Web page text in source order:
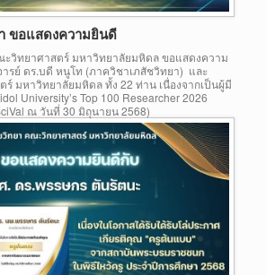
ขอแสดงความยินดี
วิทยาศาสตร์ มหาวิทยาลัยมหิดล ขอแสดงความ
รย์ ดร.บดี หนูโท (ภาควิชาเภสัชวิทยา) และ
มหาวิทยาลัยมหิดล ทั้ง 22 ท่าน เนื่องจากเป็นผู้มี
University’s Top 100 Researcher 2026
ณ วันที่ 30 มิถุนายน 2568)